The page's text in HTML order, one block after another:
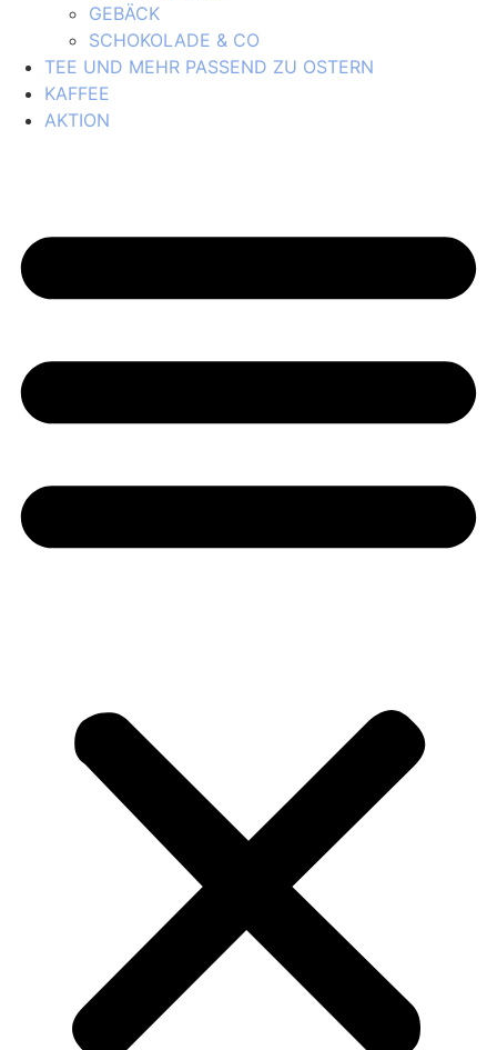
GEBÄCK
SCHOKOLADE & CO
TEE UND MEHR PASSEND ZU OSTERN
KAFFEE
AKTION